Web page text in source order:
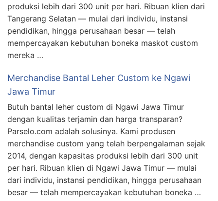
produksi lebih dari 300 unit per hari. Ribuan klien dari
Tangerang Selatan — mulai dari individu, instansi
pendidikan, hingga perusahaan besar — telah
mempercayakan kebutuhan boneka maskot custom
mereka …
Merchandise Bantal Leher Custom ke Ngawi
Jawa Timur
Butuh bantal leher custom di Ngawi Jawa Timur
dengan kualitas terjamin dan harga transparan?
Parselo.com adalah solusinya. Kami produsen
merchandise custom yang telah berpengalaman sejak
2014, dengan kapasitas produksi lebih dari 300 unit
per hari. Ribuan klien di Ngawi Jawa Timur — mulai
dari individu, instansi pendidikan, hingga perusahaan
besar — telah mempercayakan kebutuhan boneka …